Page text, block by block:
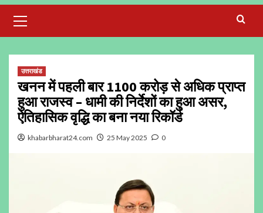
Menu
उत्तराखंड
खनन में पहली बार 1100 करोड़ से अधिक प्राप्त
हुआ राजस्व – धामी की निर्देशों का हुआ असर,
ऐतिहासिक वृद्धि का बना नया रिकॉर्ड
khabarbharat24.com 25 May 2025 0